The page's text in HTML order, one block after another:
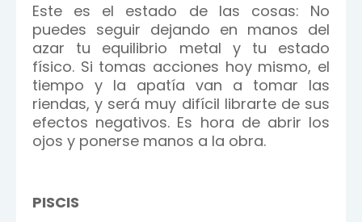
Este es el estado de las cosas: No
puedes seguir dejando en manos del
azar tu equilibrio metal y tu estado
físico. Si tomas acciones hoy mismo, el
tiempo y la apatía van a tomar las
riendas, y será muy difícil librarte de sus
efectos negativos. Es hora de abrir los
ojos y ponerse manos a la obra.
PISCIS